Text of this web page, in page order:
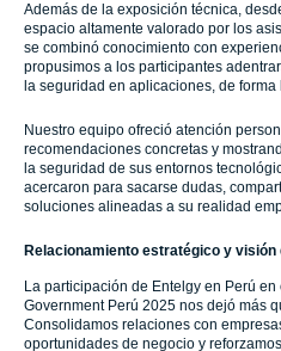
Además de la exposición técnica,
espacio altamente valorado por los
se combinó conocimiento con
propusimos a los participantes
la seguridad en aplicaciones, de
Nuestro equipo ofreció atención
recomendaciones concretas y
la seguridad de sus entornos
acercaron para sacarse dudas,
soluciones alineadas a su realidad
Relacionamiento estratégico y visión
La participación de Entelgy en Perú
Government Perú 2025 nos dejó más
Consolidamos relaciones con
oportunidades de negocio y